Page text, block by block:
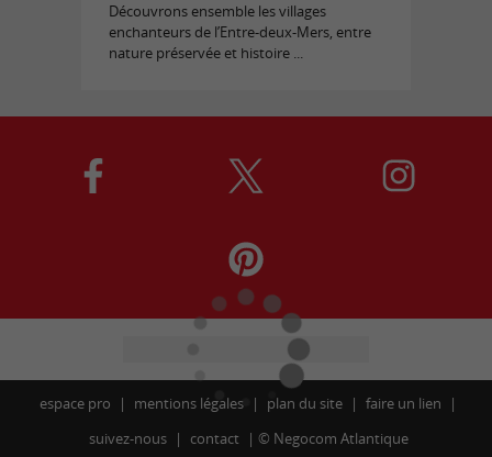
Découvrons ensemble les villages
enchanteurs de l’Entre-deux-Mers, entre
nature préservée et histoire ...
espace pro mentions légales plan du site
faire un lien
suivez-nous
contact © Negocom Atlantique